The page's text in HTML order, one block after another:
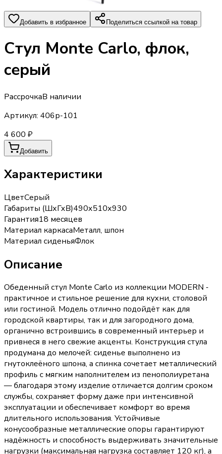
Добавить в избранное Поделиться ссылкой на товар
Стул Monte Carlo, флок,
серый
РассрочкаВ наличии
Артикул: 406р-101
4 600 ₽
Добавить
Характеристики
ЦветСерый
Габариты (ШхГхВ)490х510х930
Гарантия18 месяцев
Материал каркасаМеталл, шпон
Материал сиденьяФлок
Описание
Обеденный стул Monte Carlo из коллекции MODERN -
практичное и стильное решение для кухни, столовой
или гостиной. Модель отлично подойдёт как для
городской квартиры, так и для загородного дома,
органично встроившись в современный интерьер и
привнеся в него свежие акценты. Конструкция стула
продумана до мелочей: сиденье выполнено из
гнутоклеёного шпона, а спинка сочетает металлический
профиль с мягким наполнителем из пенополиуретана
— благодаря этому изделие отличается долгим сроком
службы, сохраняет форму даже при интенсивной
эксплуатации и обеспечивает комфорт во время
длительного использования. Устойчивые
конусообразные металлические опоры гарантируют
надёжность и способность выдерживать значительные
нагрузки (максимальная нагрузка составляет 120 кг), а